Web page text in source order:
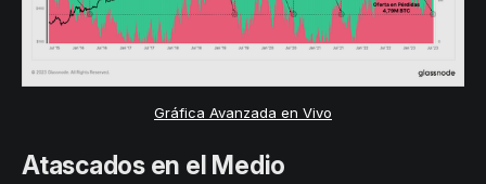
Gráfica Avanzada en Vivo
Atascados en el Medio